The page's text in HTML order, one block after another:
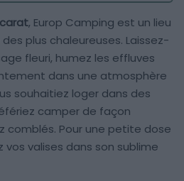
, Europ Camping est un lieu
plus chaleureuses. Laissez-
fleuri, humez les effluves
dans une atmosphère
souhaitiez loger dans des
camper de façon
comblés. Pour une petite dose
valises dans son sublime